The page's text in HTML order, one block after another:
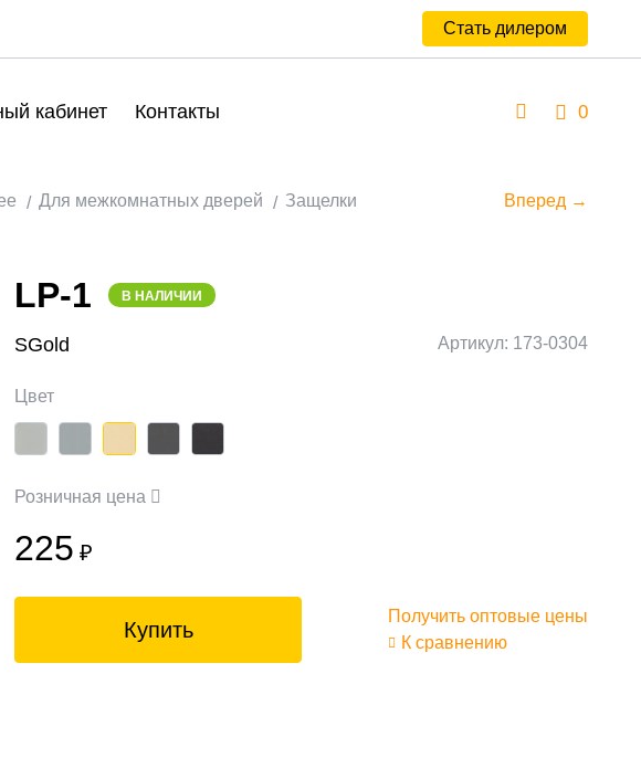
Стать дилером
кабинет Контакты 0
Для межкомнатных дверей Защелки Вперед →
LP-1 В НАЛИЧИИ
SGold Артикул: 173-0304
Цвет
Розничная цена
225 ₽
Купить
Получить оптовые цены
К сравнению